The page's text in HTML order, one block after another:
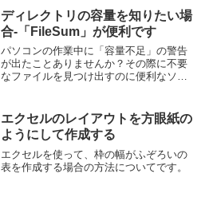
しまって、困っている、という内容で
す。 問題の分析と原因の...
ディレクトリの容量を知りたい場
合-「FileSum」が便利です
パソコンの作業中に「容量不足」の警告
が出たことありませんか？その際に不要
なファイルを見つけ出すのに便利なソフ
ディスクの全部のフォルダーとファイル
をツリー表示して...
エクセルのレイアウトを方眼紙の
ようにして作成する
エクセルを使って、枠の幅がふぞろいの
表を作成する場合の方法についてです。